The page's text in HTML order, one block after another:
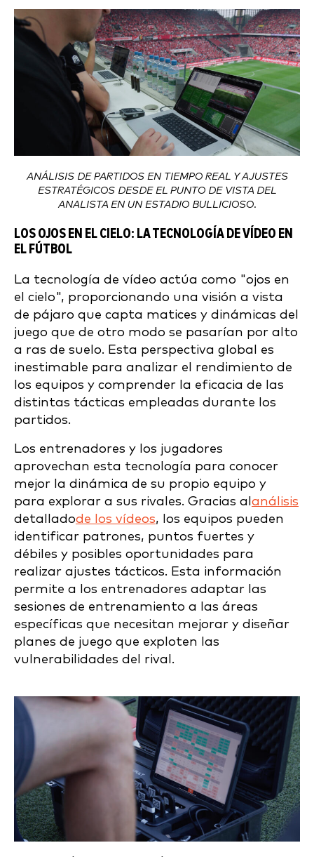
ANÁLISIS DE PARTIDOS EN TIEMPO REAL Y AJUSTES
ESTRATÉGICOS DESDE EL PUNTO DE VISTA DEL
ANALISTA EN UN ESTADIO BULLICIOSO.
LOS OJOS EN EL CIELO: LA TECNOLOGÍA DE VÍDEO EN
EL FÚTBOL
La tecnología de vídeo actúa como "ojos en
el cielo", proporcionando una visión a vista
de pájaro que capta matices y dinámicas del
juego que de otro modo se pasarían por alto
a ras de suelo. Esta perspectiva global es
inestimable para analizar el rendimiento de
los equipos y comprender la eficacia de las
distintas tácticas empleadas durante los
partidos.
Los entrenadores y los jugadores
aprovechan esta tecnología para conocer
mejor la dinámica de su propio equipo y
para explorar a sus rivales. Gracias al análisis
detalladode los vídeos, los equipos pueden
identificar patrones, puntos fuertes y
débiles y posibles oportunidades para
realizar ajustes tácticos. Esta información
permite a los entrenadores adaptar las
sesiones de entrenamiento a las áreas
específicas que necesitan mejorar y diseñar
planes de juego que exploten las
vulnerabilidades del rival.